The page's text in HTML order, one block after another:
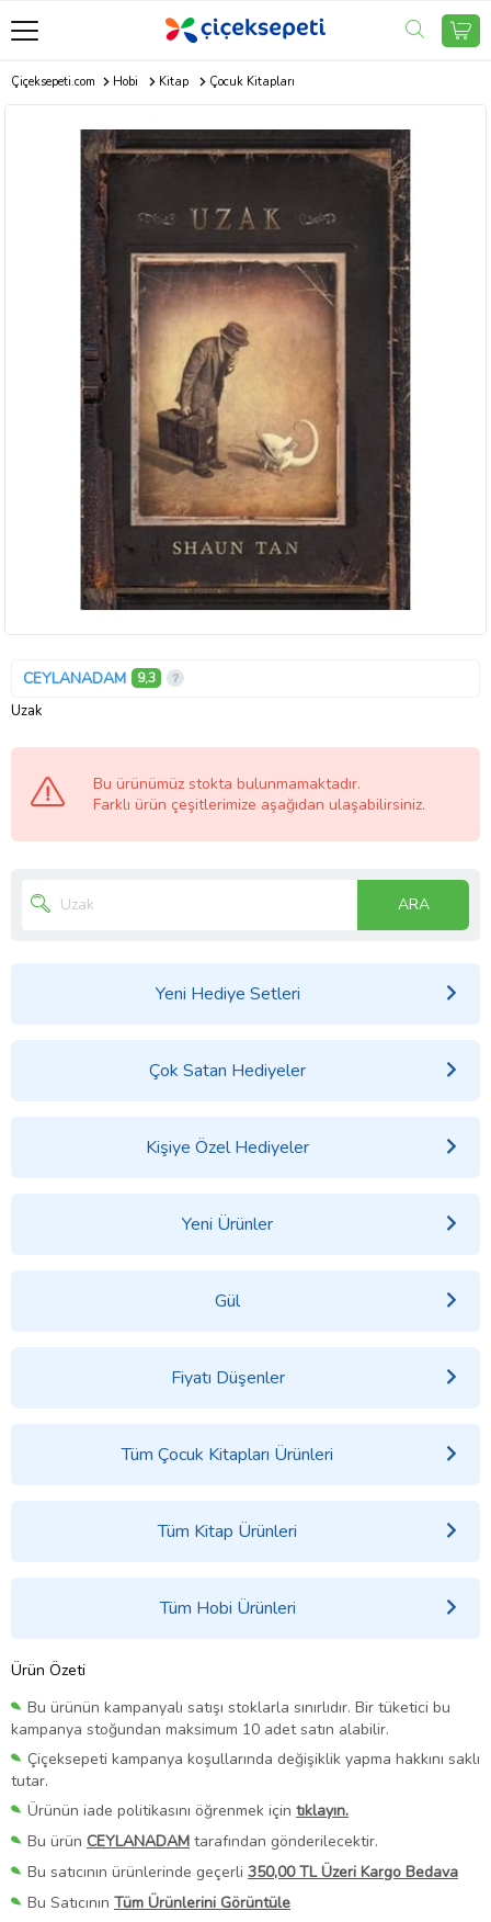
Çiçeksepeti.com Hobi Kitap Çocuk Kitapları
CEYLANADAM 9,3
Uzak
Bu ürünümüz stokta bulunmamaktadır.
Farklı ürün çeşitlerimize aşağıdan ulaşabilirsiniz.
ARA
Yeni Hediye Setleri
Çok Satan Hediyeler
Kişiye Özel Hediyeler
Yeni Ürünler
Gül
Fiyatı Düşenler
Tüm Çocuk Kitapları Ürünleri
Tüm Kitap Ürünleri
Tüm Hobi Ürünleri
Ürün Özeti
Bu ürünün kampanyalı satışı stoklarla sınırlıdır. Bir tüketici bu
kampanya stoğundan maksimum 10 adet satın alabilir.
Çiçeksepeti kampanya koşullarında değişiklik yapma hakkını saklı
tutar.
Ürünün iade politikasını öğrenmek için tıklayın.
Bu ürün CEYLANADAM tarafından gönderilecektir.
Bu satıcının ürünlerinde geçerli 350,00 TL Üzeri Kargo Bedava
Bu Satıcının Tüm Ürünlerini Görüntüle